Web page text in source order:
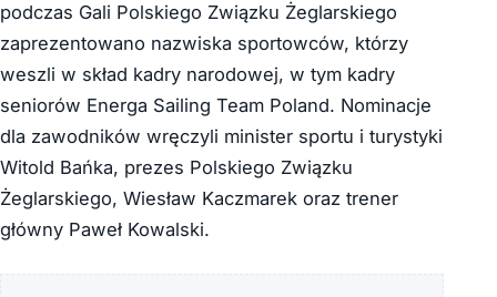
podczas Gali Polskiego Związku Żeglarskiego
zaprezentowano nazwiska sportowców, którzy
weszli w skład kadry narodowej, w tym kadry
seniorów Energa Sailing Team Poland. Nominacje
dla zawodników wręczyli minister sportu i turystyki
Witold Bańka, prezes Polskiego Związku
Żeglarskiego, Wiesław Kaczmarek oraz trener
główny Paweł Kowalski.